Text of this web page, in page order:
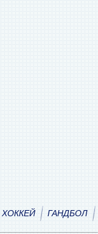
ХОККЕЙ ГАНДБОЛ